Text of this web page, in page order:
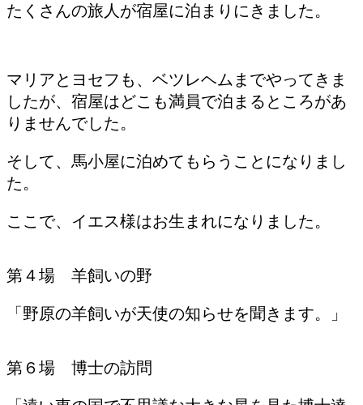
たくさんの旅人が宿屋に泊まりにきました。
マリアとヨセフも、ベツレヘムまでやってきま
したが、宿屋はどこも満員で泊まるところがあ
りませんでした。
そして、馬小屋に泊めてもらうことになりまし
た。
ここで、イエス様はお生まれになりました。
第４場 羊飼いの野
「野原の羊飼いが天使の知らせを聞きます。」
第６場 博士の訪問